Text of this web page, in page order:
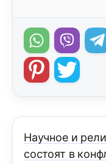
Научное и
состоят в